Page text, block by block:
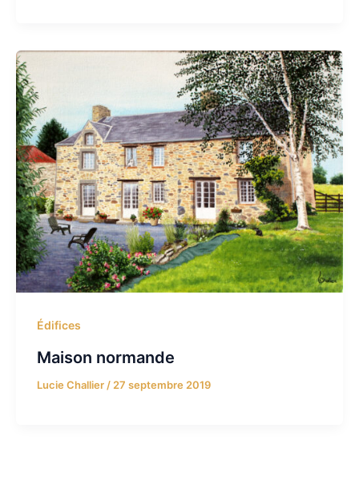
Édifices
Maison normande
Lucie Challier / 27 septembre 2019